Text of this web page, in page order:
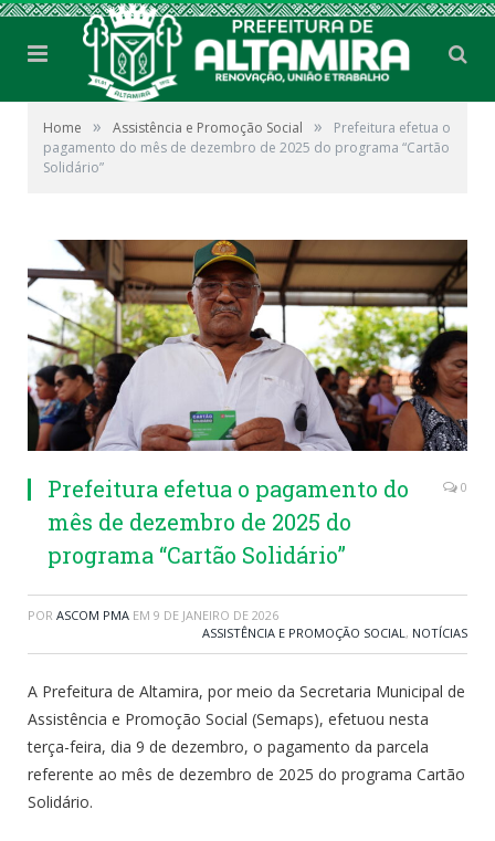
Home » Assistência e Promoção Social »
Prefeitura efetua o
pagamento do mês de dezembro de 2025 do programa “Cartão
Solidário”
Prefeitura efetua o pagamento do
mês de dezembro de 2025 do
programa “Cartão Solidário”
0
POR ASCOM PMA EM 9 DE JANEIRO DE 2026
ASSISTÊNCIA E PROMOÇÃO SOCIAL , NOTÍCIAS
A Prefeitura de Altamira, por meio da Secretaria Municipal de
Assistência e Promoção Social (Semaps), efetuou nesta
terça-feira, dia 9 de dezembro, o pagamento da parcela
referente ao mês de dezembro de 2025 do programa Cartão
Solidário.